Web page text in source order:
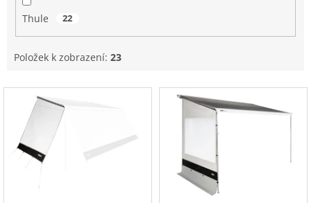
Thule 22
Položek k zobrazení: 23
V